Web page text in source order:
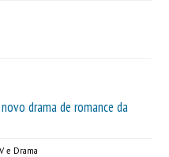
drama de romance da
e Drama